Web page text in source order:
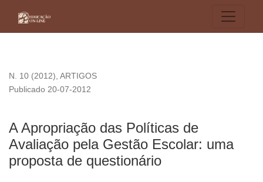
N. 10 (2012), ARTIGOS
A Apropriação das Políticas de
Avaliação pela Gestão Escolar: uma
proposta de questionário
Publicado 20-07-2012